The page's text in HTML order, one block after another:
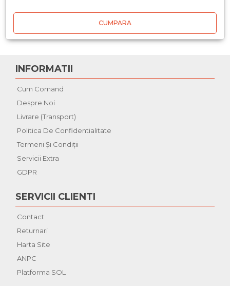
CUMPARA
INFORMATII
Cum Comand
Despre Noi
Livrare (Transport)
Politica De Confidentialitate
Termeni Şi Condiţii
Servicii Extra
GDPR
SERVICII CLIENTI
Contact
Returnari
Harta Site
ANPC
Platforma SOL